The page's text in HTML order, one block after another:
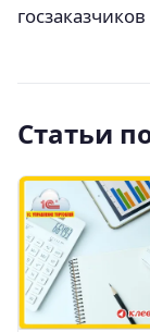
Статьи